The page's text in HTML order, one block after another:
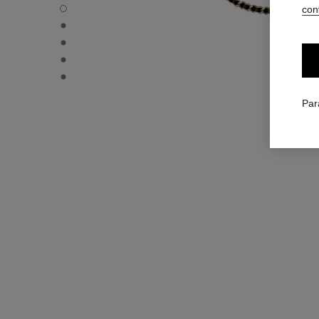
MONTRE PREMIÈRE SAUTOIR-CEINTURE - Vue par
MONTRE PREMIÈRE SAUTOIR-CEINTURE - Vue de
MONTRE PREMIÈRE SAUTOIR-CEINTURE - Autre vue
MONTRE PREMIÈRE SAUTOIR-CEINTURE - Vue portée
MONTRE PREMIÈRE SAUTOIR-CEINTURE - Vue